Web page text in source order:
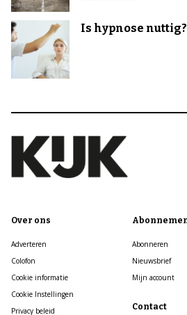
Is hypnose nuttig?
Over ons
Adverteren
Colofon
Cookie informatie
Cookie Instellingen
Privacy beleid
Abonneren
Nieuwsbrief
Mijn account
Contact